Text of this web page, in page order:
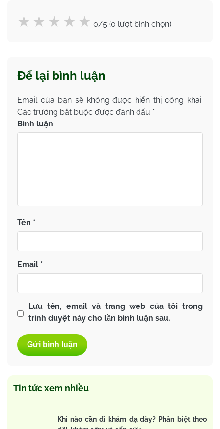
0/5 (0 lượt bình chọn)
Để lại bình luận
Email của bạn sẽ không được hiển thị công khai.
Các trường bắt buộc được đánh dấu *
Bình luận
Tên *
Email *
Lưu tên, email và trang web của tôi trong
trình duyệt này cho lần bình luận sau.
Tin tức xem nhiều
Khi nào cần đi khám dạ dày? Phân biệt theo